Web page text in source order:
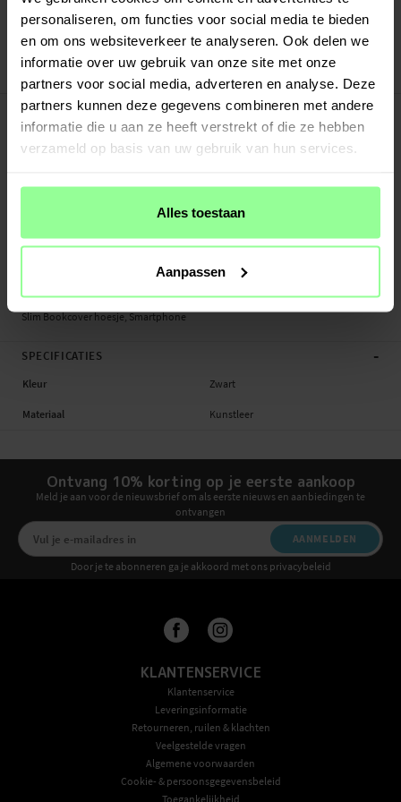
personaliseren, om functies voor social media te bieden
en om ons websiteverkeer te analyseren. Ook delen we
informatie over uw gebruik van onze site met onze
partners voor social media, adverteren en analyse. Deze
partners kunnen deze gegevens combineren met andere
informatie die u aan ze heeft verstrekt of die ze hebben
verzameld op basis van uw gebruik van hun services.
Alles toestaan
Aanpassen
Veilig betalen met Klarna of Paypal
30 dagen retourrecht
PRODUCTBESCHRIJVING
Slim Bookcover hoesje voor Samsung Galaxy A40.
Productsoort: Slim Bookcover hoesje
Geschikt voor aantal pasjes: 1
Slim Bookcover hoesje, Smartphone
SPECIFICATIES -
Kleur Zwart
Materiaal Kunstleer
Ontvang 10% korting op je eerste aankoop
Meld je aan voor de nieuwsbrief om als eerste nieuws en aanbiedingen te
ontvangen
AANMELDEN
Door je te abonneren ga je akkoord met ons privacybeleid
KLANTENSERVICE
Klantenservice
Leveringsinformatie
Retourneren, ruilen & klachten
Veelgestelde vragen
Algemene voorwaarden
Cookie- & persoonsgegevensbeleid
Toegankelijkheid